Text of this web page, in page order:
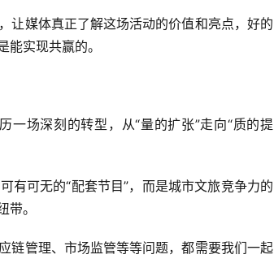
让媒体真正了解这场活动的价值和亮点，好的
实现共赢的。
一场深刻的转型，从“量的扩张”走向“质的提
有可无的“配套节目”，而是城市文旅竞争力的
。
链管理、市场监管等等问题，都需要我们一起